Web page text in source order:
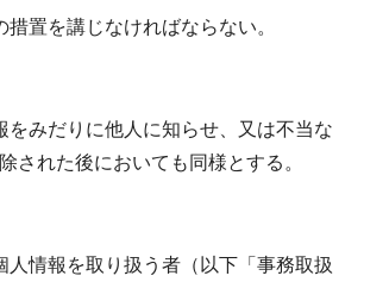
置を講じなければならない。
みだりに他人に知らせ、又は不当な
された後においても同様とする。
情報を取り扱う者（以下「事務取扱